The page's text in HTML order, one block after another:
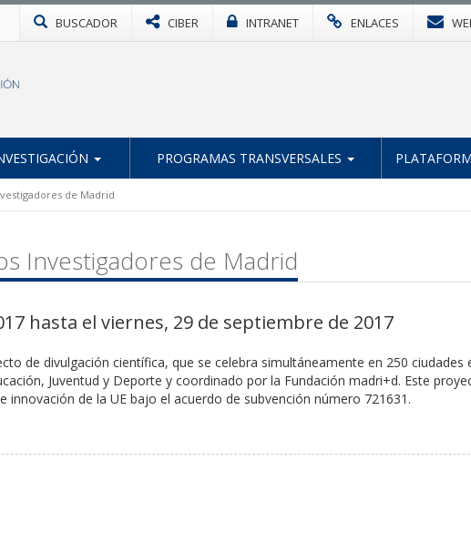
BUSCADOR CIBER INTRANET ENLACES
PROGRAMAS TRANSVERSALES
de Madrid
Investigadores de Madrid
hasta el viernes, 29 de septiembre de 2017
de divulgación científica, que se celebra simultáneamente en 250 ciudades
Juventud y Deporte y coordinado por la Fundación madri+d. Este
de la UE bajo el acuerdo de subvención número 721631.